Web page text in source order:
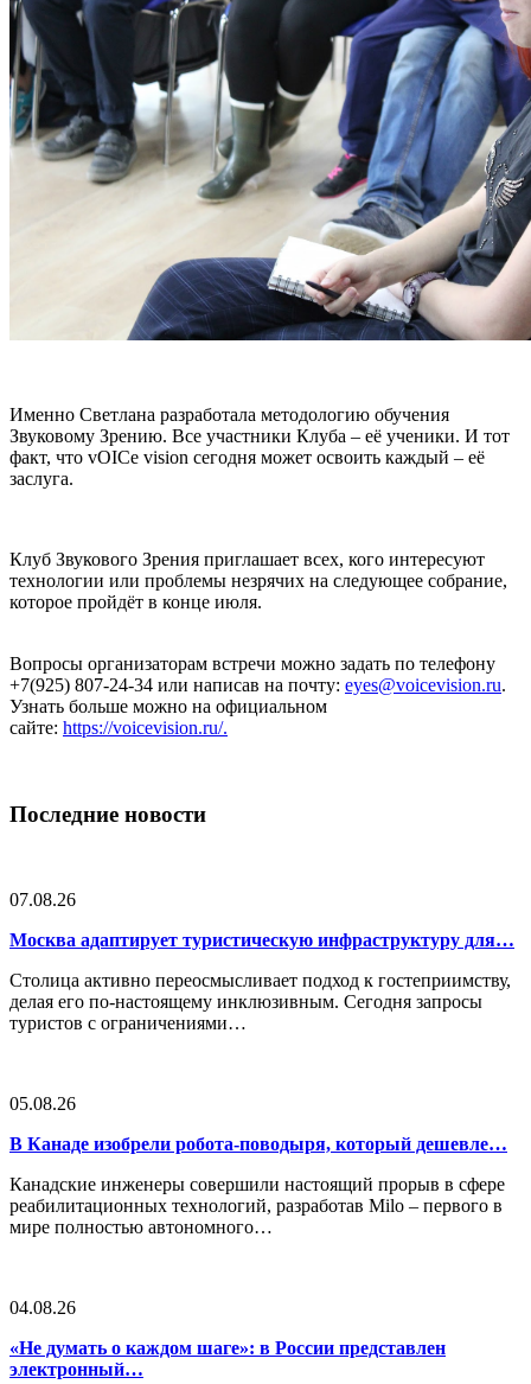
Именно Светлана разработала методологию обучения
Звуковому Зрению. Все участники Клуба – её ученики. И тот
факт, что vOICe vision сегодня может освоить каждый – её
заслуга.
Клуб Звукового Зрения приглашает всех, кого интересуют
технологии или проблемы незрячих на следующее собрание,
которое пройдёт в конце июля.
Вопросы организаторам встречи можно задать по телефону
+7(925) 807-24-34 или написав на почту: eyes@voicevision.ru.
Узнать больше можно на официальном
сайте: https://voicevision.ru/.
Последние новости
07.08.26
Москва адаптирует туристическую инфраструктуру для…
Столица активно переосмысливает подход к гостеприимству,
делая его по-настоящему инклюзивным. Сегодня запросы
туристов с ограничениями…
05.08.26
В Канаде изобрели робота-поводыря, который дешевле…
Канадские инженеры совершили настоящий прорыв в сфере
реабилитационных технологий, разработав Milo – первого в
мире полностью автономного…
04.08.26
«Не думать о каждом шаге»: в России представлен
электронный…